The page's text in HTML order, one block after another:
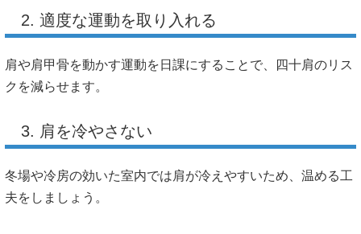
2. 適度な運動を取り入れる
肩や肩甲骨を動かす運動を日課にすることで、四十肩のリス
クを減らせます。
3. 肩を冷やさない
冬場や冷房の効いた室内では肩が冷えやすいため、温める工
夫をしましょう。